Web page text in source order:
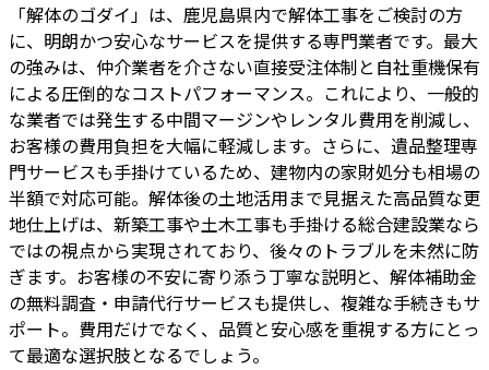
「解体のゴダイ」は、鹿児島県内で解体工事をご検討の方
に、明朗かつ安心なサービスを提供する専門業者です。最大
の強みは、仲介業者を介さない直接受注体制と自社重機保有
による圧倒的なコストパフォーマンス。これにより、一般的
な業者では発生する中間マージンやレンタル費用を削減し、
お客様の費用負担を大幅に軽減します。さらに、遺品整理専
門サービスも手掛けているため、建物内の家財処分も相場の
半額で対応可能。解体後の土地活用まで見据えた高品質な更
地仕上げは、新築工事や土木工事も手掛ける総合建設業なら
ではの視点から実現されており、後々のトラブルを未然に防
ぎます。お客様の不安に寄り添う丁寧な説明と、解体補助金
の無料調査・申請代行サービスも提供し、複雑な手続きもサ
ポート。費用だけでなく、品質と安心感を重視する方にとっ
て最適な選択肢となるでしょう。